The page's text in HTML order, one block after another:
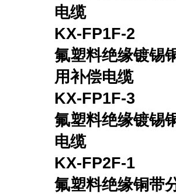
电缆
KX-FP1F-2
氟塑料绝缘镀锡
用补偿电缆
KX-FP1F-3
氟塑料绝缘镀锡
电缆
KX-FP2F-1
氟塑料绝缘铜带